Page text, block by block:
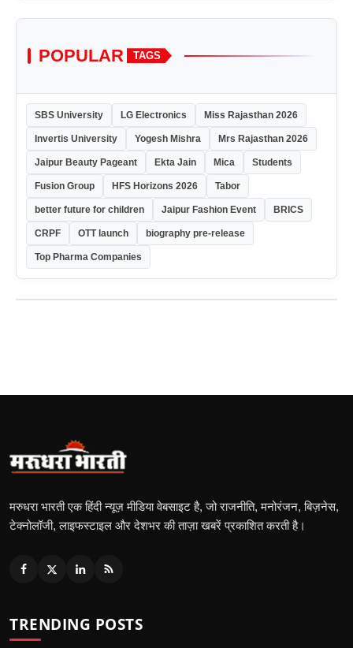
POPULAR TAGS
SBS University LG Electronics Miss Rajasthan 2026
Invertis University Yogesh Mishra Mrs Rajasthan 2026
Jaipur Beauty Pageant Ekta Jain Mica Students
Fusion Group HFS Horizons 2026 Tabor
better future for children Jaipur Fashion Event BRICS
CRPF OTT launch biography pre-release
Top Pharma Companies
मरुधरा भारती एक हिंदी न्यूज़ मीडिया वेबसाइट है, जो राजनीति, मनोरंजन, बिज़नेस,
टेक्नोलॉजी, लाइफस्टाइल और देशभर की ताज़ा खबरें प्रकाशित करती है।
TRENDING POSTS